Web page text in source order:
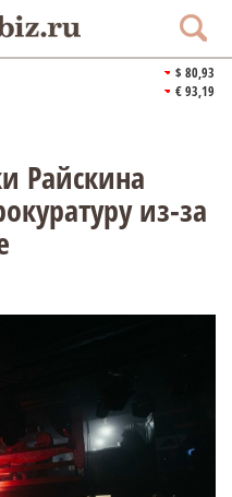
$ 80,93
€ 93,19
Райскина
из-за